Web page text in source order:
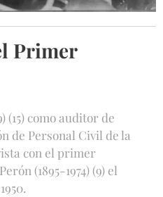
Primer
(15) como auditor de
de Personal Civil de la
con el primer
(1895-1974) (9) el